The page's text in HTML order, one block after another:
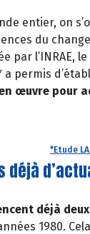
entier, on
du
par l’INRAE,
permis
œuvre pour
*Etude
déjà
déjà
1980.